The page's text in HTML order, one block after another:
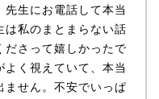
先生にお電話して本当
は私のまとまらない話
ださって嬉しかったで
く視えていて、本当
ません。不安でいっぱ